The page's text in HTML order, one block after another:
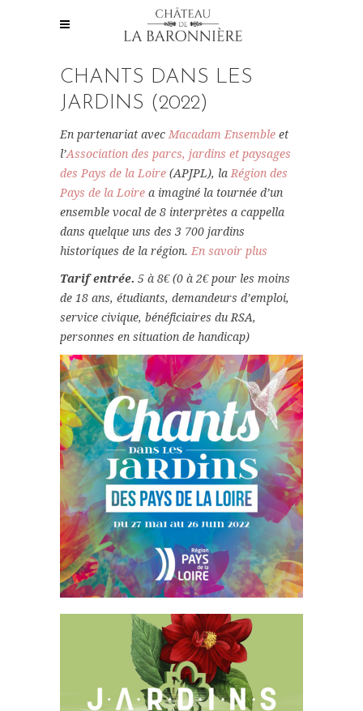
CHANTS DANS LES
JARDINS (2022)
En partenariat avec Macadam Ensemble et
l’Association des parcs, jardins et paysages
des Pays de la Loire (APJPL), la Région des
Pays de la Loire a imaginé la tournée d’un
ensemble vocal de 8 interprètes a cappella
dans quelque uns des 3 700 jardins
historiques de la région. En savoir plus
Tarif entrée. 5 à 8€ (0 à 2€ pour les moins
de 18 ans, étudiants, demandeurs d’emploi,
service civique, bénéficiaires du RSA,
personnes en situation de handicap)